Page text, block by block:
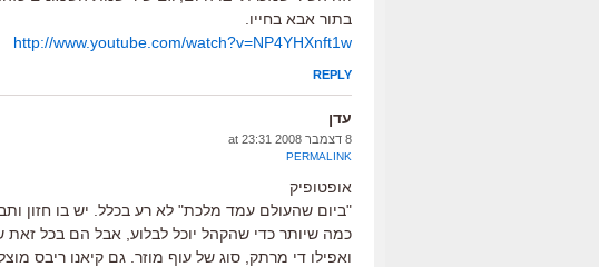
בתור אבא בחייו.
http://www.youtube.com/watch?v=NP4YHXnft1w
REPLY
עדן
8 דצמבר 2008 at 23:31
PERMALINK
אופטופיק
"ביום שהעולם עמד מלכת" לא רע בכלל. יש בו חזון
כמה שיותר כדי שהקהל יוכל לבלוע, אבל הם בכל זאת
ואפילו די מרתק, סוג של עוף מוזר. גם קיאנו ריבס